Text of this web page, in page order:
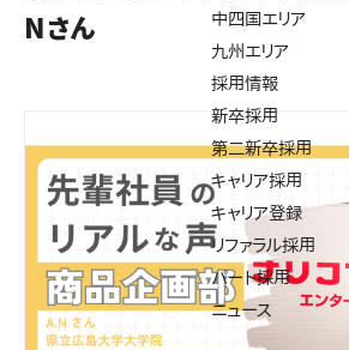
中四国エリア
九州エリア
採用情報
新卒採用
第二新卒採用
キャリア採用
キャリア登録
リファラル採用
パート採用
ニュース
Nさん